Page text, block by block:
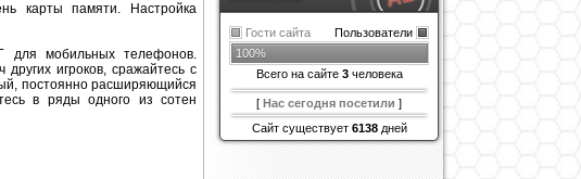
карты памяти. Настройка
для мобильных телефонов.
игроков, сражайтесь с
постоянно расширяющийся
в ряды одного из сотен
Пользователи
Гости сайта
100%
Всего на сайте 3человека
[ Нас сегодня посетили ]
Сайт существует 6138дней